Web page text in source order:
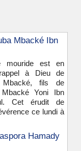
Mbacké Ibn
mouride est en
à Dieu de
Mbacké, fils de
Yoni Ibn
Cet érudit de
ce lundi à
Hamady